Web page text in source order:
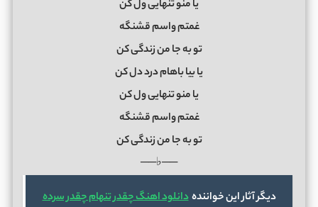
یا منو تنهایی ول کن
غمتم واسم قشنگه
تو به جا من زندگی کن
یا بیا باهام درد دل کن
یا منو تنهایی ول کن
غمتم واسم قشنگه
تو به جا من زندگی کن
──♭──
دیگر آثار این خوانندهدانلود اهنگ چقدر تنهام چقدر سرده